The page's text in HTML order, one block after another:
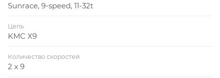
Sunrace, 9-speed, 11-32t
Цепь
KMC X9
Количество скоростей
2 x 9